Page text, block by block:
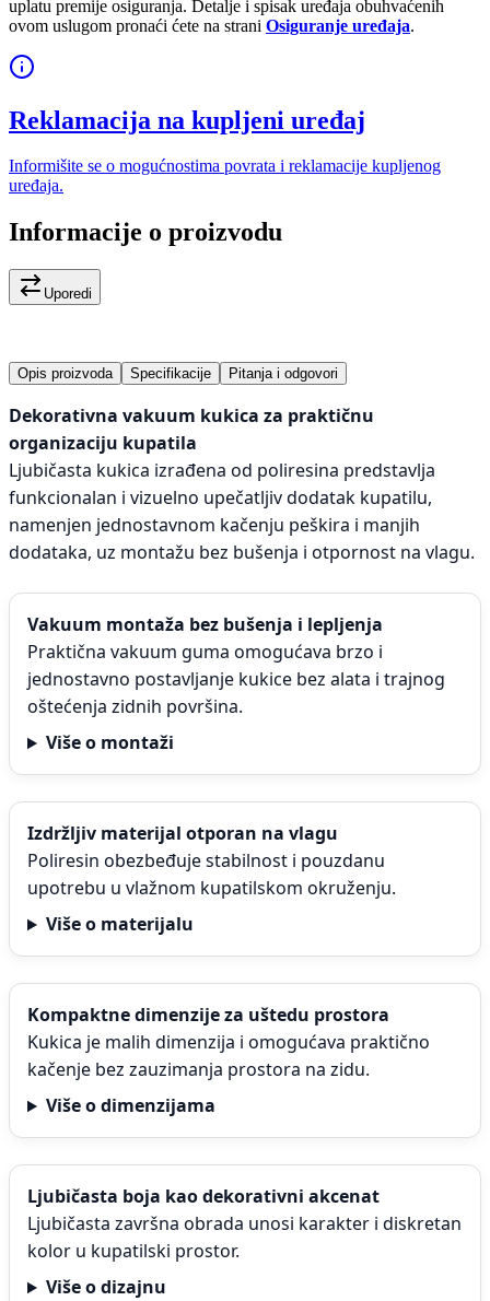
uplatu premije osiguranja. Detalje i spisak uređaja obuhvaćenih
ovom uslugom pronaći ćete na strani Osiguranje uređaja.
Reklamacija na kupljeni uređaj
Informišite se o mogućnostima povrata i reklamacije kupljenog
uređaja.
Informacije o proizvodu
Uporedi
Opis proizvoda Specifikacije Pitanja i odgovori
Dekorativna vakuum kukica za praktičnu
organizaciju kupatila
Ljubičasta kukica izrađena od poliresina predstavlja
funkcionalan i vizuelno upečatljiv dodatak kupatilu,
namenjen jednostavnom kačenju peškira i manjih
dodataka, uz montažu bez bušenja i otpornost na vlagu.
Vakuum montaža bez bušenja i lepljenja
Praktična vakuum guma omogućava brzo i
jednostavno postavljanje kukice bez alata i trajnog
oštećenja zidnih površina.
Više o montaži
Izdržljiv materijal otporan na vlagu
Poliresin obezbeđuje stabilnost i pouzdanu
upotrebu u vlažnom kupatilskom okruženju.
Više o materijalu
Kompaktne dimenzije za uštedu prostora
Kukica je malih dimenzija i omogućava praktično
kačenje bez zauzimanja prostora na zidu.
Više o dimenzijama
Ljubičasta boja kao dekorativni akcenat
Ljubičasta završna obrada unosi karakter i diskretan
kolor u kupatilski prostor.
Više o dizajnu